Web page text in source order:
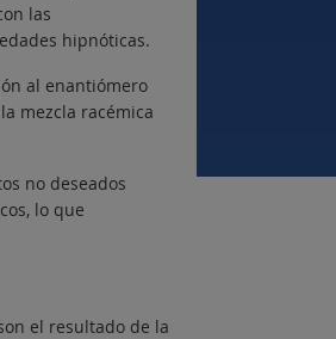
las
hipnóticas.
al enantiómero
mezcla racémica
no deseados
lo que
el resultado de la